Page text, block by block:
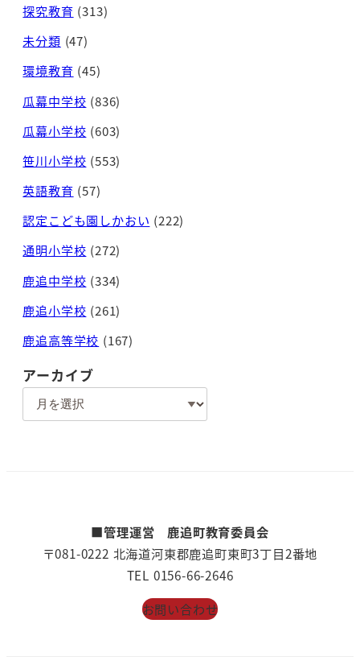
探究教育 (313)
未分類 (47)
環境教育 (45)
瓜幕中学校 (836)
瓜幕小学校 (603)
笹川小学校 (553)
英語教育 (57)
認定こども園しかおい (222)
通明小学校 (272)
鹿追中学校 (334)
鹿追小学校 (261)
鹿追高等学校 (167)
アーカイブ
■管理運営 鹿追町教育委員会
〒081-0222 北海道河東郡鹿追町東町3丁目2番地
TEL 0156-66-2646
お問い合わせ